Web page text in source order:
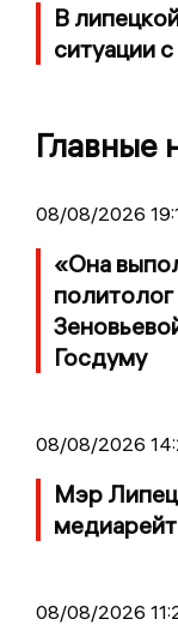
В
ситуации
Главные
08/08/2026
«Она
Госдуму
08/08/2026
Мэр
08/08/2026